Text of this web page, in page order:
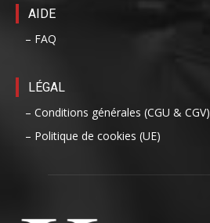
AIDE
– FAQ
LÉGAL
– Conditions générales (CGU & CGV)
– Politique de cookies (UE)